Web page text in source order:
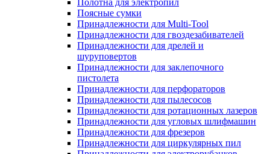
Полотна для электропил
Поясные сумки
Принадлежности для Multi-Tool
Принадлежности для гвоздезабивателей
Принадлежности для дрелей и
шуруповертов
Принадлежности для заклепочного
пистолета
Принадлежности для перфораторов
Принадлежности для пылесосов
Принадлежности для ротационных лазеров
Принадлежности для угловых шлифмашин
Принадлежности для фрезеров
Принадлежности для циркулярных пил